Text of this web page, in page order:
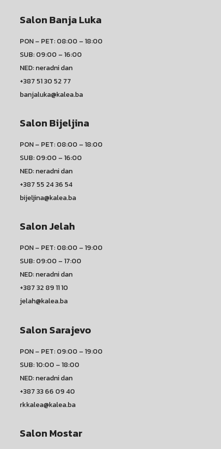
Salon Banja Luka
PON – PET: 08:00 – 18:00
SUB: 09:00 – 16:00
NED: neradni dan
+387 51 30 52 77
banjaluka@kalea.ba
Salon Bijeljina
PON – PET: 08:00 – 18:00
SUB: 09:00 – 16:00
NED: neradni dan
+387 55 24 36 54
bijeljina@kalea.ba
Salon Jelah
PON – PET: 08:00 – 19:00
SUB: 09:00 – 17:00
NED: neradni dan
+387 32 89 11 10
jelah@kalea.ba
Salon Sarajevo
PON – PET: 09:00 – 19:00
SUB: 10:00 – 18:00
NED: neradni dan
+387 33 66 09 40
rkkalea@kalea.ba
Salon Mostar